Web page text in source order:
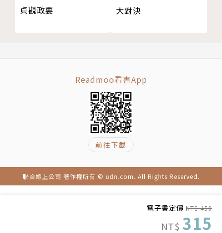
電子書定價 NT$ 450
NT$ 315
八》與《悲歡離合四十年：白崇禧與蔣介石》；譯有
《大清帝國的衰亡》、《中國將稱霸21世紀嗎？》、
《謊言的年代：薩拉馬戈雜文集》、《漫遊中古英格
蘭》、《OK正傳》、《流離歲月：抗戰中的中國人
民》、《社群．王朝：明代國家與社會》、《中國的靈
魂：後毛澤東時代的宗教復興》、《世紀中國：近代中
貞觀政要 大對決
Readmoo看書App
前往下載
聯合線上公司 著作權所有 © udn.com. All Rights Reserved.